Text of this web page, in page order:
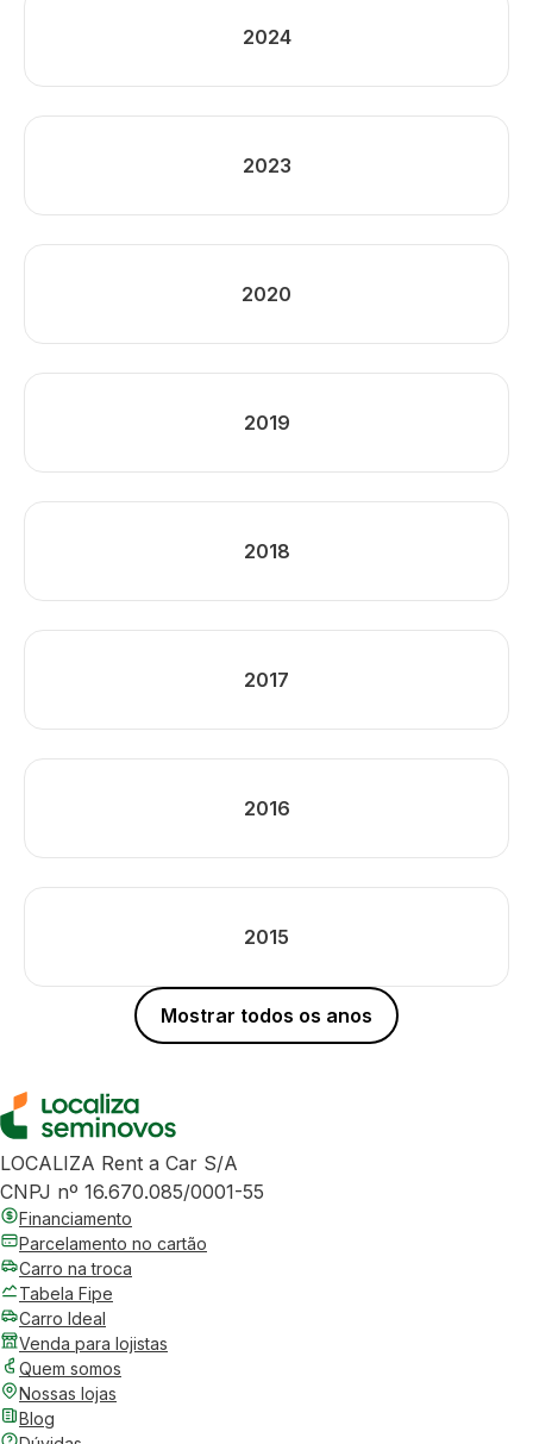
2024
2023
2020
2019
2018
2017
2016
2015
Mostrar todos os anos
LOCALIZA Rent a Car S/A
CNPJ nº 16.670.085/0001-55
Financiamento
Parcelamento no cartão
Carro na troca
Tabela Fipe
Carro Ideal
Venda para lojistas
Quem somos
Nossas lojas
Blog